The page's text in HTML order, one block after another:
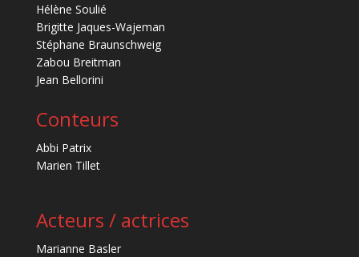
Hélène Soulié
Brigitte Jaques-Wajeman
Stéphane Braunschweig
Zabou Breitman
Jean Bellorini
Conteurs
Abbi Patrix
Marien Tillet
Acteurs / actrices
Marianne Basler